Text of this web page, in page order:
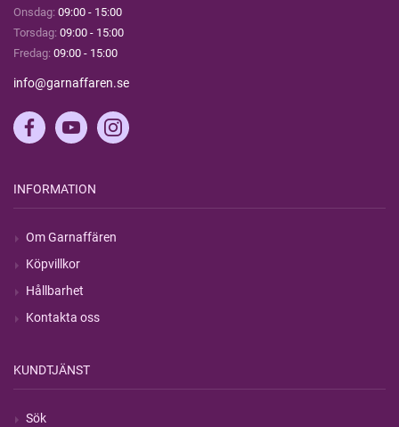
Onsdag: 09:00 - 15:00
Torsdag: 09:00 - 15:00
Fredag: 09:00 - 15:00
info@garnaffaren.se
INFORMATION
Om Garnaffären
Köpvillkor
Hållbarhet
Kontakta oss
KUNDTJÄNST
Sök